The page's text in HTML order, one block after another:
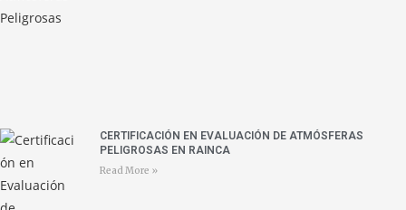
CERTIFICACIÓN EN EVALUACIÓN DE ATMÓSFERAS
PELIGROSAS EN RAINCA
Read More »